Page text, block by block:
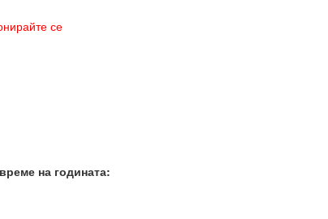
се
на годината: